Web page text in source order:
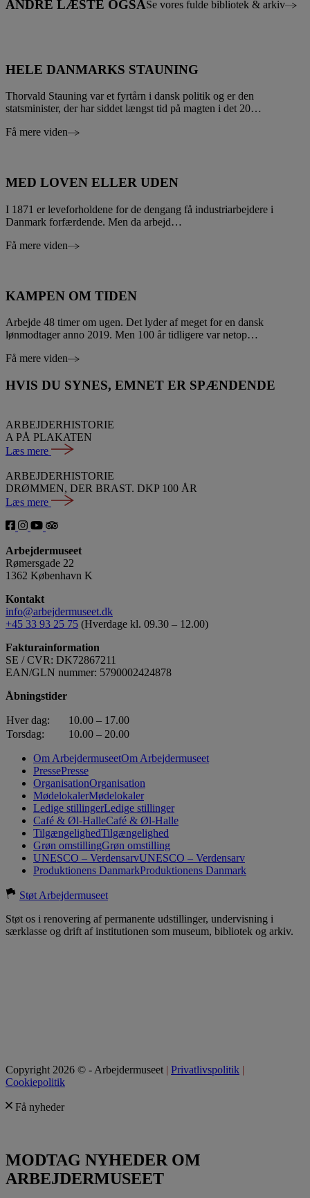
ANDRE LÆSTE OGSÅSe vores fulde bibliotek & arkiv
HELE DANMARKS STAUNING
Thorvald Stauning var et fyrtårn i dansk politik og er den
statsminister, der har siddet længst tid på magten i det 20…
Få mere viden
MED LOVEN ELLER UDEN
I 1871 er leveforholdene for de dengang få industriarbejdere i
Danmark forfærdende. Men da arbejd…
Få mere viden
KAMPEN OM TIDEN
Arbejde 48 timer om ugen. Det lyder af meget for en dansk
lønmodtager anno 2019. Men 100 år tidligere var netop…
Få mere viden
HVIS DU SYNES, EMNET ER SPÆNDENDE
ARBEJDERHISTORIE
A PÅ PLAKATEN
Læs mere
ARBEJDERHISTORIE
DRØMMEN, DER BRAST. DKP 100 ÅR
Læs mere
Arbejdermuseet
Rømersgade 22
1362 København K
Kontakt
info@arbejdermuseet.dk
+45 33 93 25 75 (Hverdage kl. 09.30 – 12.00)
Fakturainformation
SE / CVR: DK72867211
EAN/GLN nummer: 5790002424878
Åbningstider
Hver dag:
10.00 – 17.00
Torsdag:
10.00 – 20.00
Om ArbejdermuseetOm Arbejdermuseet
PressePresse
OrganisationOrganisation
MødelokalerMødelokaler
Ledige stillingerLedige stillinger
Café & Øl-HalleCafé & Øl-Halle
TilgængelighedTilgængelighed
Grøn omstillingGrøn omstilling
UNESCO – VerdensarvUNESCO – Verdensarv
Produktionens DanmarkProduktionens Danmark
Støt Arbejdermuseet
Støt os i renovering af permanente udstillinger, undervisning i
særklasse og drift af institutionen som museum, bibliotek og arkiv.
Copyright 2026 © - Arbejdermuseet | Privatlivspolitik |
Cookiepolitik
Få nyheder
MODTAG NYHEDER OM
ARBEJDERMUSEET